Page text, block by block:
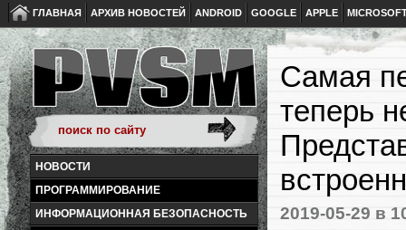
ГЛАВНАЯ АРХИВ НОВОСТЕЙ ANDROID GOOGLE APPLE
НОВОСТИ
ПРОГРАММИРОВАНИЕ
ИНФОРМАЦИОННАЯ БЕЗОПАСНОСТЬ
Самая
теперь
2019-05-29 в